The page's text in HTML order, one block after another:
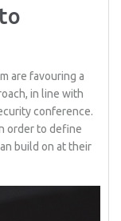
are favouring a
in line with
conference.
order to define
build on at their